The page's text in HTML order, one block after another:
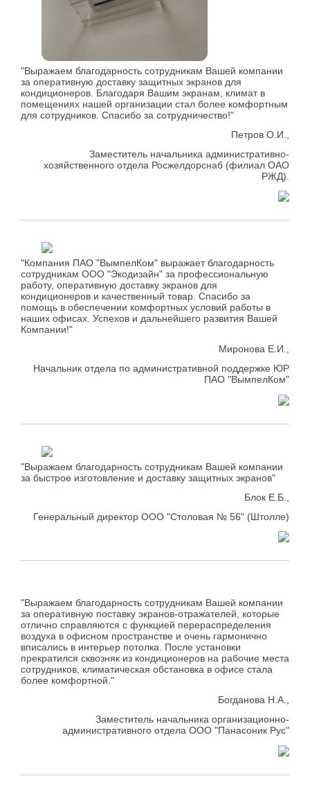
"Выражаем благодарность сотрудникам Вашей компании
за оперативную доставку защитных экранов для
кондиционеров. Благодаря Вашим экранам, климат в
помещениях нашей организации стал более комфортным
для сотрудников. Спасибо за сотрудничество!"
Петров О.И.,
Заместитель начальника административно-
хозяйственного отдела Росжелдорснаб (филиал ОАО
РЖД).
"Компания ПАО "ВымпелКом" выражает благодарность
сотрудникам ООО "Экодизайн" за профессиональную
работу, оперативную доставку экранов для
кондиционеров и качественный товар. Спасибо за
помощь в обеспечении комфортных условий работы в
наших офисах. Успехов и дальнейшего развития Вашей
Компании!"
Миронова Е.И.,
Начальник отдела по административной поддержке ЮР
ПАО "ВымпелКом"
"Выражаем благодарность сотрудникам Вашей компании
за быстрое изготовление и доставку защитных экранов"
Блок Е.Б.,
Генеральный директор ООО "Столовая № 56" (Штолле)
"Выражаем благодарность сотрудникам Вашей компании
за оперативную поставку экранов-отражателей, которые
отлично справляются с функцией перераспределения
воздуха в офисном пространстве и очень гармонично
вписались в интерьер потолка. После установки
прекратился сквозняк из кондиционеров на рабочие места
сотрудников, климатическая обстановка в офисе стала
более комфортной."
Богданова Н.А.,
Заместитель начальника организационно-
административного отдела ООО "Панасоник Рус"